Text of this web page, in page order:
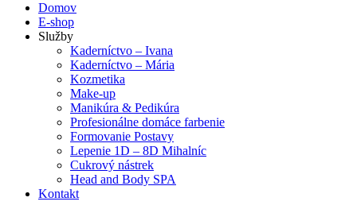
Domov
E-shop
Služby
Kaderníctvo – Ivana
Kaderníctvo – Mária
Kozmetika
Make-up
Manikúra & Pedikúra
Profesionálne domáce farbenie
Formovanie Postavy
Lepenie 1D – 8D Mihalníc
Cukrový nástrek
Head and Body SPA
Kontakt